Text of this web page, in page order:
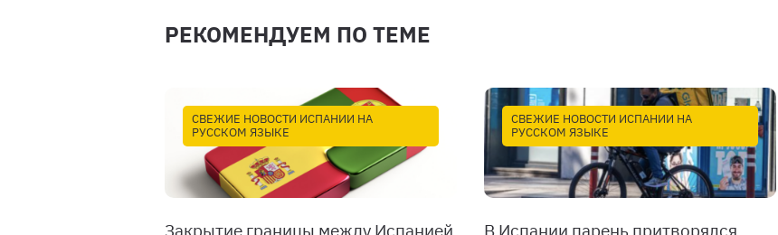
РЕКОМЕНДУЕМ ПО ТЕМЕ
СВЕЖИЕ НОВОСТИ ИСПАНИИ НА
РУССКОМ ЯЗЫКЕ
Закрытие границы между Испанией
СВЕЖИЕ НОВОСТИ ИСПАНИИ НА
РУССКОМ ЯЗЫКЕ
В Испании парень притворялся